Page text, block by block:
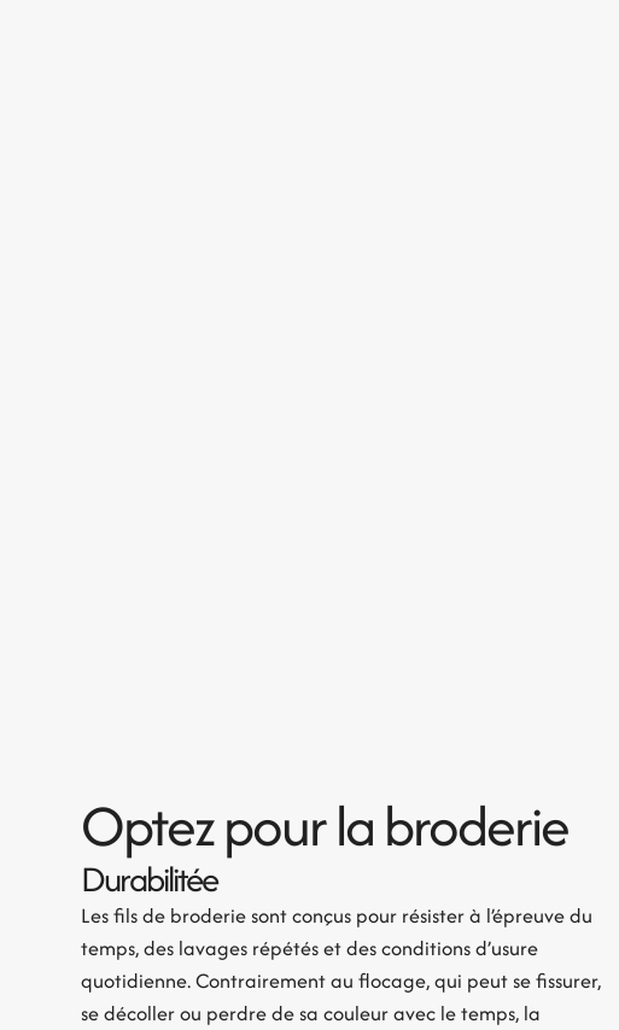
Optez pour la broderie
Durabilitée
Les fils de broderie sont conçus pour résister à l’épreuve du
temps, des lavages répétés et des conditions d’usure
quotidienne. Contrairement au flocage, qui peut se fissurer,
se décoller ou perdre de sa couleur avec le temps, la